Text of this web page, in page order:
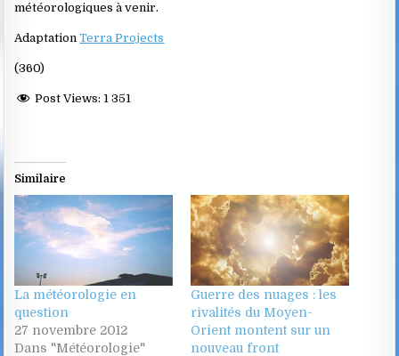
météorologiques à venir.
AdaptationTerra Projects
(360)
Post Views: 1 351
Similaire
La météorologie en
question
27 novembre 2012
Dans "Météorologie"
Guerre des nuages : les
rivalités du Moyen-
Orient montent sur un
nouveau front